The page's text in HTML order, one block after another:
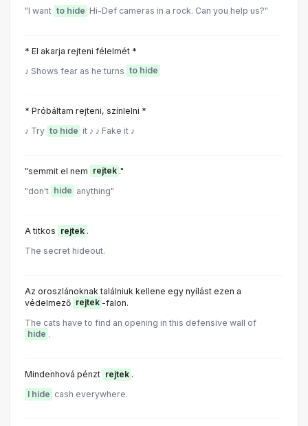
"I want to hide Hi-Def cameras in a rock. Can you help us?"
* El akarja rejteni félelmét *
♪ Shows fear as he turns to hide
* Próbáltam rejteni, színlelni *
♪ Try to hide it ♪ ♪ Fake it ♪
"semmit el nem rejtek ."
"don't hide anything"
A titkos rejtek .
The secret hideout.
Az oroszlánoknak találniuk kellene egy nyílást ezen a
védelmező rejtek -falon.
The cats have to find an opening in this defensive wall of
hide .
Mindenhová pénzt rejtek .
I hide cash everywhere.